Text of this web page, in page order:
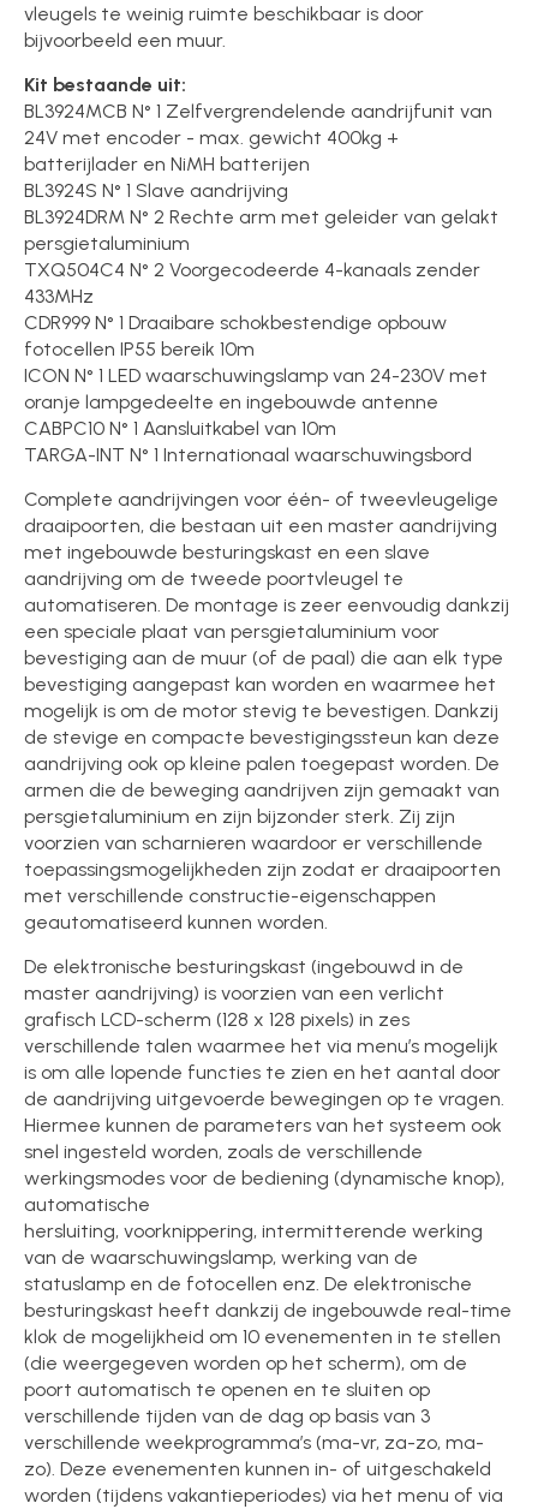
vleugels te weinig ruimte beschikbaar is door
bijvoorbeeld een muur.
Kit bestaande uit:
BL3924MCB N° 1 Zelfvergrendelende aandrijfunit van
24V met encoder - max. gewicht 400kg +
batterijlader en NiMH batterijen
BL3924S N° 1 Slave aandrijving
BL3924DRM N° 2 Rechte arm met geleider van gelakt
persgietaluminium
TXQ504C4 N° 2 Voorgecodeerde 4-kanaals zender
433MHz
CDR999 N° 1 Draaibare schokbestendige opbouw
fotocellen IP55 bereik 10m
ICON N° 1 LED waarschuwingslamp van 24-230V met
oranje lampgedeelte en ingebouwde antenne
CABPC10 N° 1 Aansluitkabel van 10m
TARGA-INT N° 1 Internationaal waarschuwingsbord
Complete aandrijvingen voor één- of tweevleugelige
draaipoorten, die bestaan uit een master aandrijving
met ingebouwde besturingskast en een slave
aandrijving om de tweede poortvleugel te
automatiseren. De montage is zeer eenvoudig dankzij
een speciale plaat van persgietaluminium voor
bevestiging aan de muur (of de paal) die aan elk type
bevestiging aangepast kan worden en waarmee het
mogelijk is om de motor stevig te bevestigen. Dankzij
de stevige en compacte bevestigingssteun kan deze
aandrijving ook op kleine palen toegepast worden. De
armen die de beweging aandrijven zijn gemaakt van
persgietaluminium en zijn bijzonder sterk. Zij zijn
voorzien van scharnieren waardoor er verschillende
toepassingsmogelijkheden zijn zodat er draaipoorten
met verschillende constructie-eigenschappen
geautomatiseerd kunnen worden.
De elektronische besturingskast (ingebouwd in de
master aandrijving) is voorzien van een verlicht
grafisch LCD-scherm (128 x 128 pixels) in zes
verschillende talen waarmee het via menu’s mogelijk
is om alle lopende functies te zien en het aantal door
de aandrijving uitgevoerde bewegingen op te vragen.
Hiermee kunnen de parameters van het systeem ook
snel ingesteld worden, zoals de verschillende
werkingsmodes voor de bediening (dynamische knop),
automatische
hersluiting, voorknippering, intermitterende werking
van de waarschuwingslamp, werking van de
statuslamp en de fotocellen enz. De elektronische
besturingskast heeft dankzij de ingebouwde real-time
klok de mogelijkheid om 10 evenementen in te stellen
(die weergegeven worden op het scherm), om de
poort automatisch te openen en te sluiten op
verschillende tijden van de dag op basis van 3
verschillende weekprogramma’s (ma-vr, za-zo, ma-
zo). Deze evenementen kunnen in- of uitgeschakeld
worden (tijdens vakantieperiodes) via het menu of via